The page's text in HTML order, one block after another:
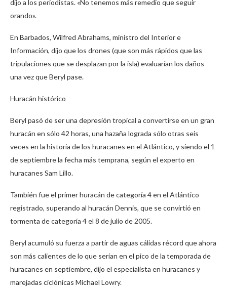
dijo a los periodistas. «No tenemos más remedio que seguir
orando».
En Barbados, Wilfred Abrahams, ministro del Interior e
Información, dijo que los drones (que son más rápidos que las
tripulaciones que se desplazan por la isla) evaluarían los daños
una vez que Beryl pase.
Huracán histórico
Beryl pasó de ser una depresión tropical a convertirse en un gran
huracán en sólo 42 horas, una hazaña lograda sólo otras seis
veces en la historia de los huracanes en el Atlántico, y siendo el 1
de septiembre la fecha más temprana, según el experto en
huracanes Sam Lillo.
También fue el primer huracán de categoría 4 en el Atlántico
registrado, superando al huracán Dennis, que se convirtió en
tormenta de categoría 4 el 8 de julio de 2005.
Beryl acumuló su fuerza a partir de aguas cálidas récord que ahora
son más calientes de lo que serían en el pico de la temporada de
huracanes en septiembre, dijo el especialista en huracanes y
marejadas ciclónicas Michael Lowry.